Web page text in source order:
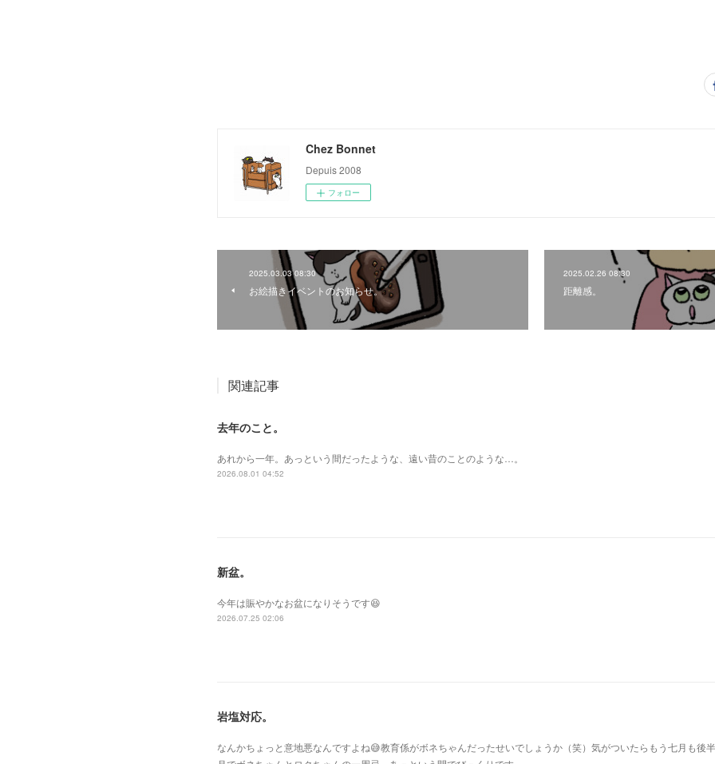
Chez Bonnet
Depuis 2008
フォロー
2025.03.03 08:30
お絵描きイベントのお知らせ。
2025.02.26 08:30
距離感。
関連記事
去年のこと。
あれから一年。あっという間だったような、遠い昔のことのような…。
2026.08.01 04:52
新盆。
今年は賑やかなお盆になりそうです😆
2026.07.25 02:06
岩塩対応。
なんかちょっと意地悪なんですよね😅教育係がボネちゃんだったせいでしょうか（笑）気がついたらもう七月も後